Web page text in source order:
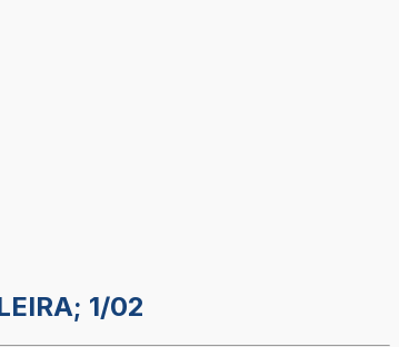
1/02